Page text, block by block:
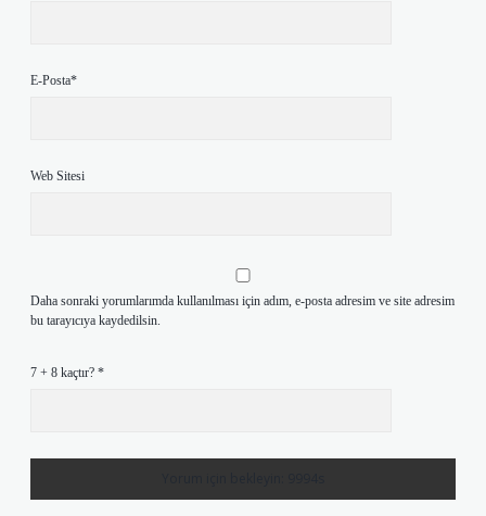
E-Posta*
Web Sitesi
Daha sonraki yorumlarımda kullanılması için adım, e-posta adresim ve site adresim
bu tarayıcıya kaydedilsin.
7 + 8 kaçtır? *